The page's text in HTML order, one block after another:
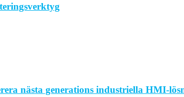
nästa generations industriella HMI-